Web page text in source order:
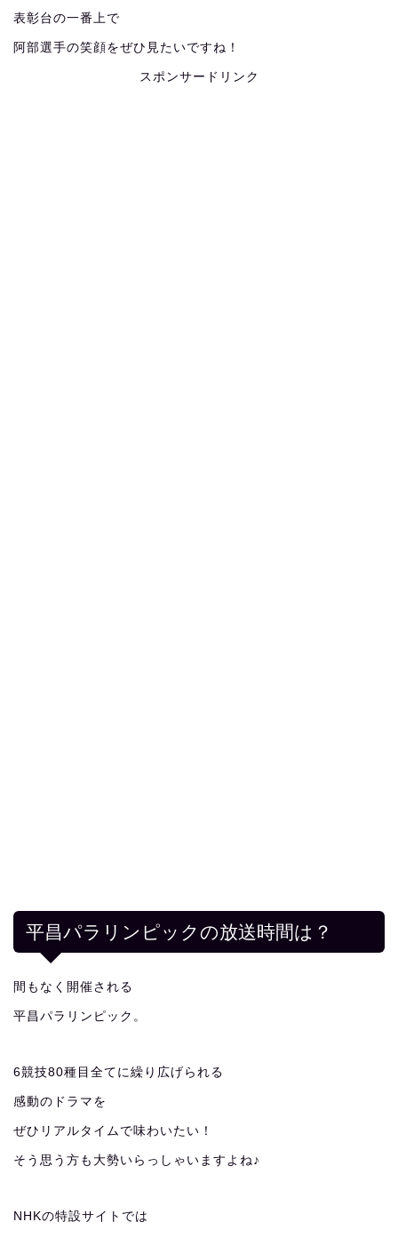
表彰台の一番上で
阿部選手の笑顔をぜひ見たいですね！
スポンサードリンク
平昌パラリンピックの放送時間は？
間もなく開催される
平昌パラリンピック。
6競技80種目全てに繰り広げられる
感動のドラマを
ぜひリアルタイムで味わいたい！
そう思う方も大勢いらっしゃいますよね♪
NHKの特設サイトでは